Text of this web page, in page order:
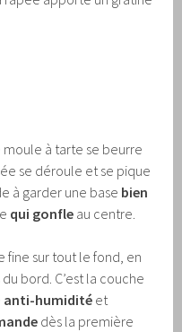
moule à tarte se beurre
se déroule et se pique
à garder une base bien
qui gonfle au centre.
fine sur tout le fond, en
bord. C’est la couche
anti-humidité et
dès la première